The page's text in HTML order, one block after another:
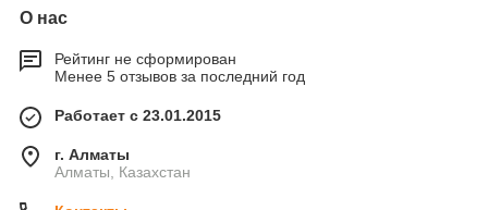
О нас
Рейтинг не сформирован
Менее 5 отзывов за последний год
Работает с 23.01.2015
г. Алматы
Алматы, Казахстан